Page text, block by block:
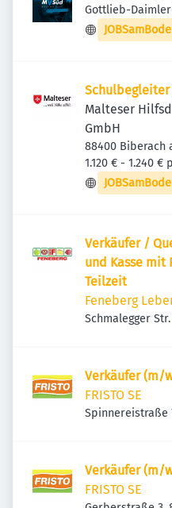
Gottlieb-
Owingen,
Malteser
GmbH
88400 Biberach
1.120 € - 1.240 €
Verkäufer /
und Kasse mit
Teilzeit
Feneberg
Schmalegger
Verkäufer (m/
FRISTO SE
Spinnereistraße
Verkäufer (m/
FRISTO SE